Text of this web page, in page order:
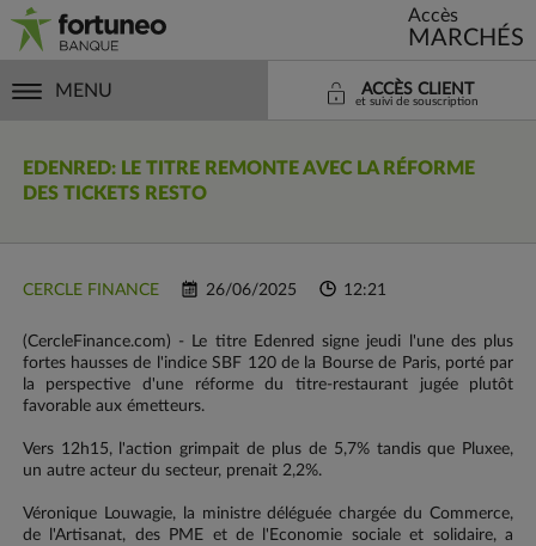
Accès
MARCHÉS
MENU ACCÈS CLIENT
et suivi de souscription
EDENRED: LE TITRE REMONTE AVEC LA RÉFORME
DES TICKETS RESTO
CERCLE FINANCE 26/06/2025 12:21
(CercleFinance.com) - Le titre Edenred signe jeudi l'une des plus
fortes hausses de l'indice SBF 120 de la Bourse de Paris, porté par
la perspective d'une réforme du titre-restaurant jugée plutôt
favorable aux émetteurs.
Vers 12h15, l'action grimpait de plus de 5,7% tandis que Pluxee,
un autre acteur du secteur, prenait 2,2%.
Véronique Louwagie, la ministre déléguée chargée du Commerce,
de l'Artisanat, des PME et de l'Economie sociale et solidaire, a